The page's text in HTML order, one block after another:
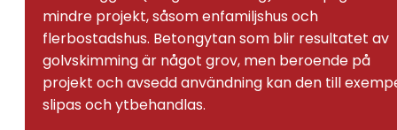
mindre projekt, såsom enfamiljshus och
flerbostadshus. Betongytan som blir resultatet av
golvskimming är något grov, men beroende på
projekt och avsedd användning kan den till
slipas och ytbehandlas.